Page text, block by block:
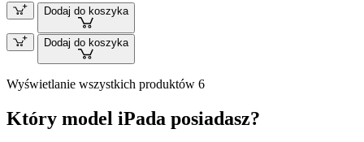
Dodaj do koszyka
Dodaj do koszyka
Wyświetlanie wszystkich produktów 6
Który model iPada posiadasz?